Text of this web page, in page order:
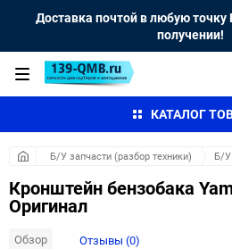
Доставка почтой в любую точку
получении!
КАТАЛОГ
Б/У запчасти (разбор техники) Б/У
Кронштейн бензобака
Оригинал
Обзор Отзывы (0)